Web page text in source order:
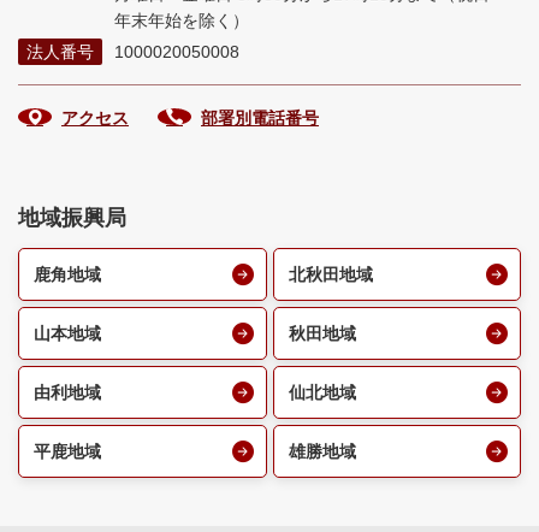
年末年始を除く）
法人番号
1000020050008
アクセス 部署別電話番号
地域振興局
鹿角地域 北秋田地域
山本地域 秋田地域
由利地域 仙北地域
平鹿地域 雄勝地域